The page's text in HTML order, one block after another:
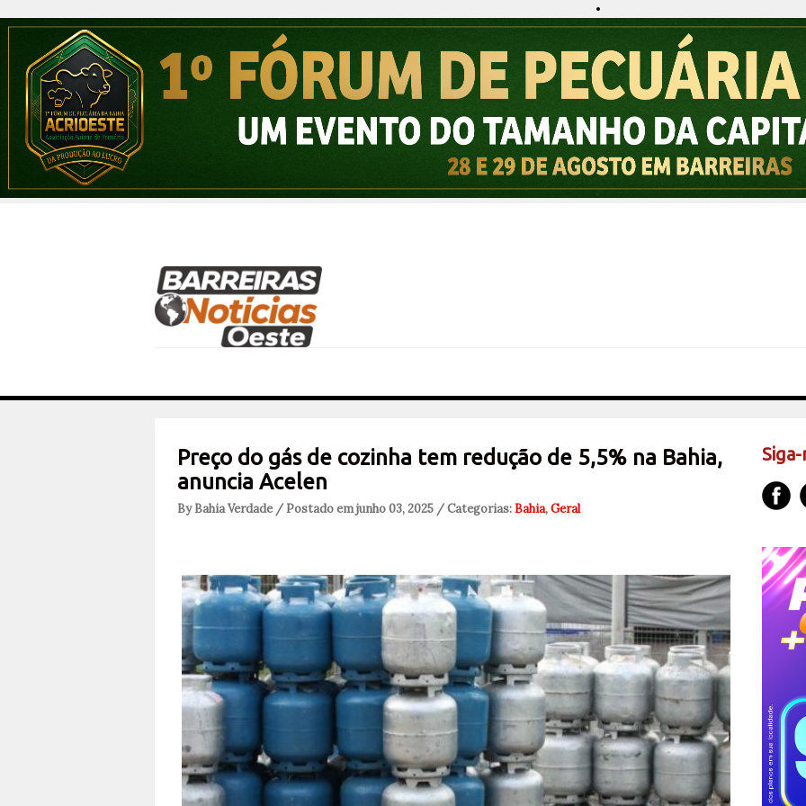
Preço do gás de cozinha tem redução de 5,5% na Bahia,
anuncia Acelen
By Bahia Verdade / Postado em junho 03, 2025 / Categorias:Bahia,Geral